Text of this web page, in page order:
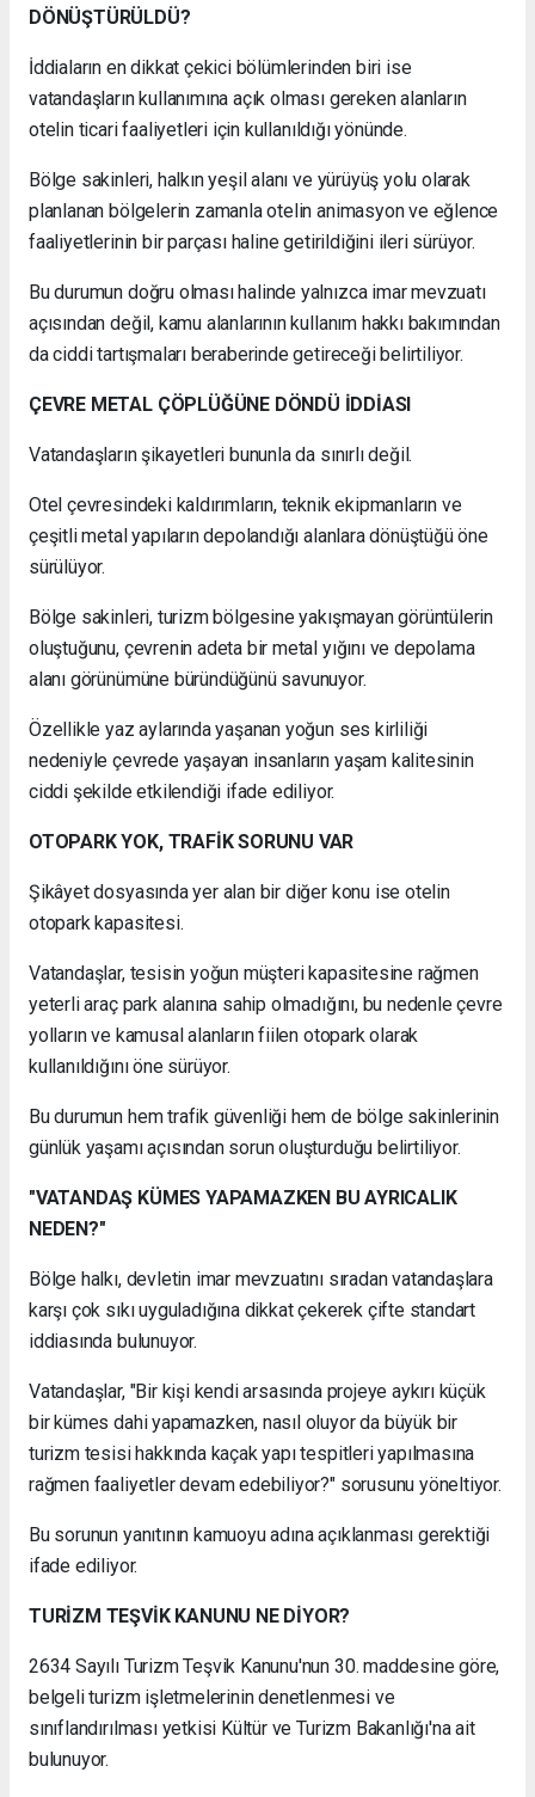
DÖNÜŞTÜRÜLDÜ?
İddiaların en dikkat çekici bölümlerinden biri ise
vatandaşların kullanımına açık olması gereken alanların
otelin ticari faaliyetleri için kullanıldığı yönünde.
Bölge sakinleri, halkın yeşil alanı ve yürüyüş yolu olarak
planlanan bölgelerin zamanla otelin animasyon ve eğlence
faaliyetlerinin bir parçası haline getirildiğini ileri sürüyor.
Bu durumun doğru olması halinde yalnızca imar mevzuatı
açısından değil, kamu alanlarının kullanım hakkı bakımından
da ciddi tartışmaları beraberinde getireceği belirtiliyor.
ÇEVRE METAL ÇÖPLÜĞÜNE DÖNDÜ İDDİASI
Vatandaşların şikayetleri bununla da sınırlı değil.
Otel çevresindeki kaldırımların, teknik ekipmanların ve
çeşitli metal yapıların depolandığı alanlara dönüştüğü öne
sürülüyor.
Bölge sakinleri, turizm bölgesine yakışmayan görüntülerin
oluştuğunu, çevrenin adeta bir metal yığını ve depolama
alanı görünümüne büründüğünü savunuyor.
Özellikle yaz aylarında yaşanan yoğun ses kirliliği
nedeniyle çevrede yaşayan insanların yaşam kalitesinin
ciddi şekilde etkilendiği ifade ediliyor.
OTOPARK YOK, TRAFİK SORUNU VAR
Şikâyet dosyasında yer alan bir diğer konu ise otelin
otopark kapasitesi.
Vatandaşlar, tesisin yoğun müşteri kapasitesine rağmen
yeterli araç park alanına sahip olmadığını, bu nedenle çevre
yolların ve kamusal alanların fiilen otopark olarak
kullanıldığını öne sürüyor.
Bu durumun hem trafik güvenliği hem de bölge sakinlerinin
günlük yaşamı açısından sorun oluşturduğu belirtiliyor.
"VATANDAŞ KÜMES YAPAMAZKEN BU AYRICALIK
NEDEN?"
Bölge halkı, devletin imar mevzuatını sıradan vatandaşlara
karşı çok sıkı uyguladığına dikkat çekerek çifte standart
iddiasında bulunuyor.
Vatandaşlar, "Bir kişi kendi arsasında projeye aykırı küçük
bir kümes dahi yapamazken, nasıl oluyor da büyük bir
turizm tesisi hakkında kaçak yapı tespitleri yapılmasına
rağmen faaliyetler devam edebiliyor?" sorusunu yöneltiyor.
Bu sorunun yanıtının kamuoyu adına açıklanması gerektiği
ifade ediliyor.
TURİZM TEŞVİK KANUNU NE DİYOR?
2634 Sayılı Turizm Teşvik Kanunu'nun 30. maddesine göre,
belgeli turizm işletmelerinin denetlenmesi ve
sınıflandırılması yetkisi Kültür ve Turizm Bakanlığı'na ait
bulunuyor.